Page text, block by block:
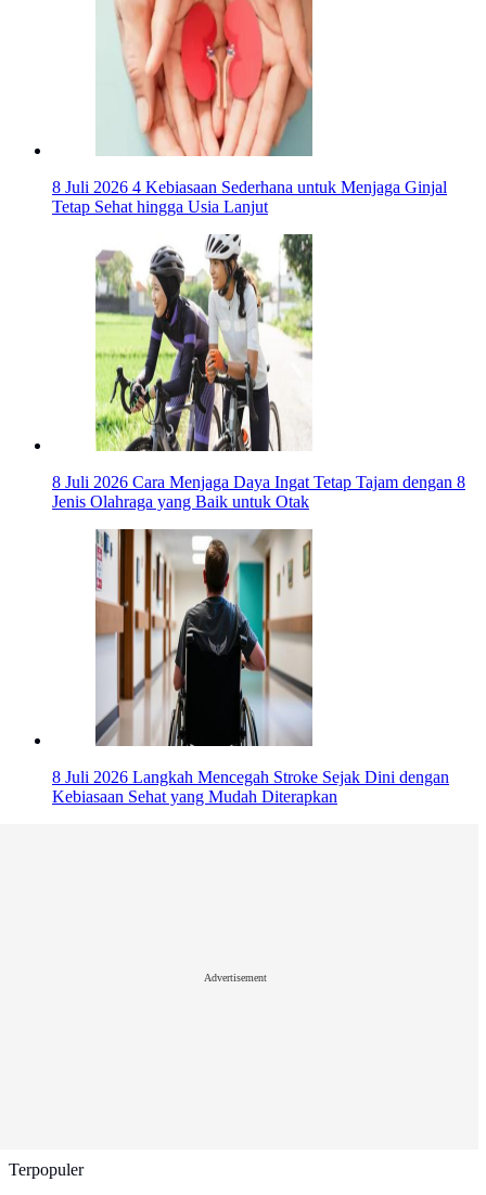
8 Juli 2026 4 Kebiasaan Sederhana untuk Menjaga Ginjal
Tetap Sehat hingga Usia Lanjut
8 Juli 2026 Cara Menjaga Daya Ingat Tetap Tajam dengan 8
Jenis Olahraga yang Baik untuk Otak
8 Juli 2026 Langkah Mencegah Stroke Sejak Dini dengan
Kebiasaan Sehat yang Mudah Diterapkan
Advertisement
Terpopuler